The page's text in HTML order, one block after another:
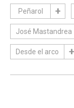
Peñarol
José Mastandrea
Desde el arco